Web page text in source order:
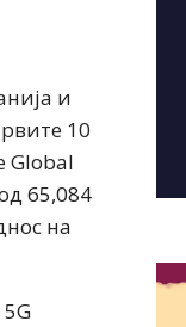
и
10
Global
65,084
на